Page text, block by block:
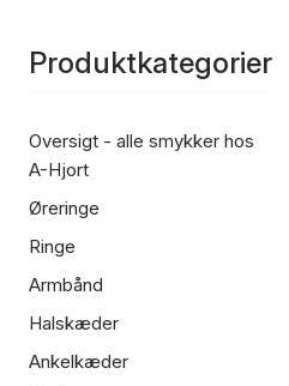
Produktkategorier
Oversigt - alle smykker hos
A-Hjort
Øreringe
Ringe
Armbånd
Halskæder
Ankelkæder